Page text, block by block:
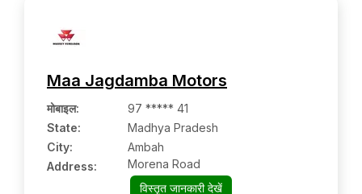
Maa Jagdamba Motors
मोबाइल:
97 ***** 41
State:
Madhya Pradesh
City:
Ambah
Address:
Morena Road
विस्तृत जानकारी देखें